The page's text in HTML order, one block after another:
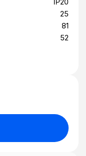
IP20
25
81
52